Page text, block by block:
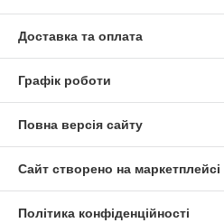
Доставка та оплата
Графік роботи
Повна версія сайту
Сайт створено на маркетплейсі
Політика конфіденційності